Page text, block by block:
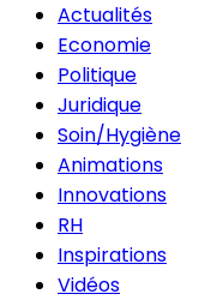
Actualités
Economie
Politique
Juridique
Soin/Hygiène
Animations
Innovations
RH
Inspirations
Vidéos